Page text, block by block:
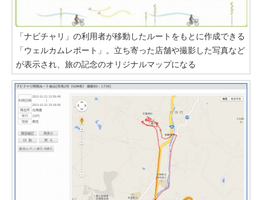
「ナビチャリ」の利用者が移動したルートをもとに作成できる
「ウェルカムレポート」。立ち寄った店舗や撮影した写真など
が表示され、旅の記念のオリジナルマップになる